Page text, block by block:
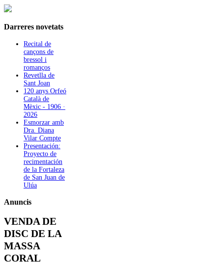
Darreres novetats
Recital de
cançons de
bressol i
romanços
Revetlla de
Sant Joan
120 anys Orfeó
Català de
Mèxic - 1906 ·
2026
Esmorzar amb
Dra. Diana
Vilar Compte
Presentación:
Proyecto de
recimentación
de la Fortaleza
de San Juan de
Ulúa
Anuncis
VENDA DE
DISC DE LA
MASSA
CORAL